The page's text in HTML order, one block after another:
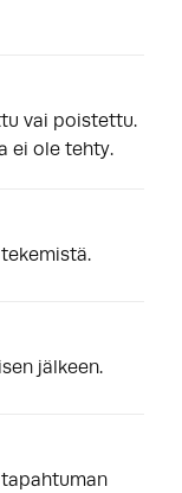
vai poistettu.
ei ole tehty.
jälkeen.